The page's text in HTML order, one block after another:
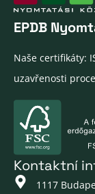
EPDB
Naše certifikáty:
uzavřenosti
Kontaktní
1117